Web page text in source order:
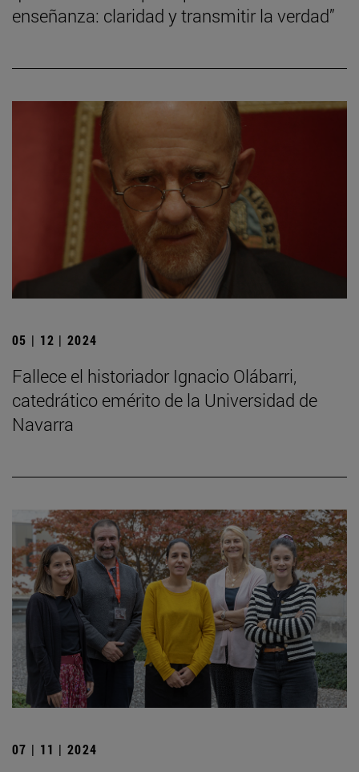
enseñanza: claridad y transmitir la verdad”
05 | 12 | 2024
Fallece el historiador Ignacio Olábarri,
catedrático emérito de la Universidad de
Navarra
07 | 11 | 2024